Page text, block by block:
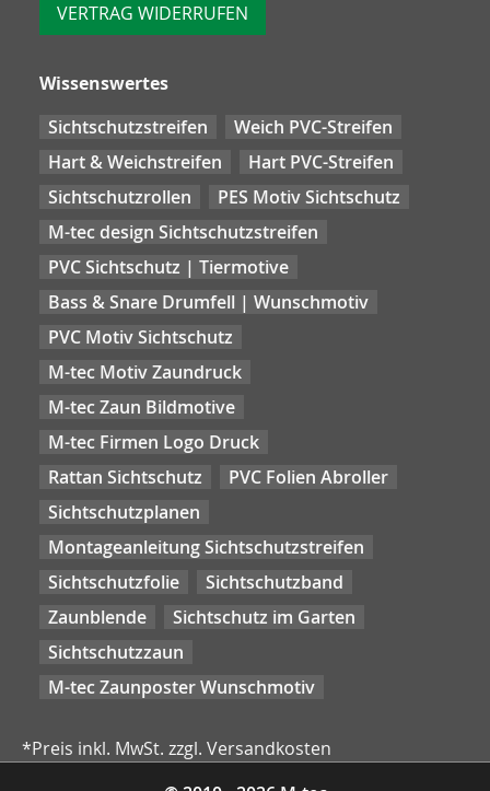
VERTRAG WIDERRUFEN
Wissenswertes
Sichtschutzstreifen
Weich PVC-Streifen
Hart & Weichstreifen
Hart PVC-Streifen
Sichtschutzrollen
PES Motiv Sichtschutz
M-tec design Sichtschutzstreifen
PVC Sichtschutz | Tiermotive
Bass & Snare Drumfell | Wunschmotiv
PVC Motiv Sichtschutz
M-tec Motiv Zaundruck
M-tec Zaun Bildmotive
M-tec Firmen Logo Druck
Rattan Sichtschutz
PVC Folien Abroller
Sichtschutzplanen
Montageanleitung Sichtschutzstreifen
Sichtschutzfolie
Sichtschutzband
Zaunblende
Sichtschutz im Garten
Sichtschutzzaun
M-tec Zaunposter Wunschmotiv
*Preis inkl. MwSt. zzgl. Versandkosten